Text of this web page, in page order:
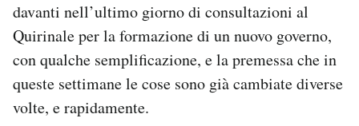
davanti nell’ultimo giorno di consultazioni al
Quirinale per la formazione di un nuovo governo,
con qualche semplificazione, e la premessa che in
queste settimane le cose sono già cambiate diverse
volte, e rapidamente.